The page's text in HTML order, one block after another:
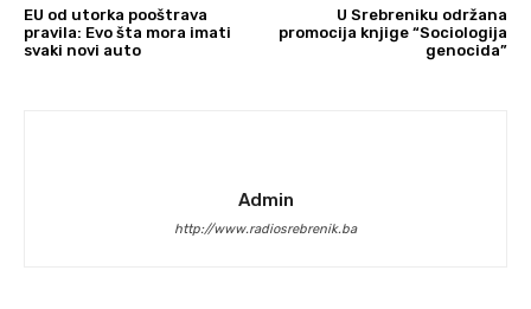
EU od utorka pooštrava
pravila: Evo šta mora imati
svaki novi auto
U Srebreniku održana
promocija knjige “Sociologija
genocida”
Admin
http://www.radiosrebrenik.ba